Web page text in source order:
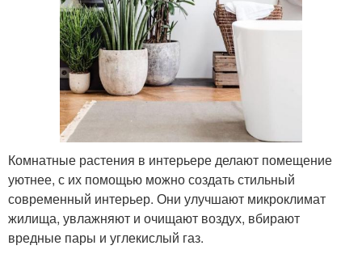
Комнатные растения в интерьере делают помещение
уютнее, с их помощью можно создать стильный
современный интерьер. Они улучшают микроклимат
жилища, увлажняют и очищают воздух, вбирают
вредные пары и углекислый газ.